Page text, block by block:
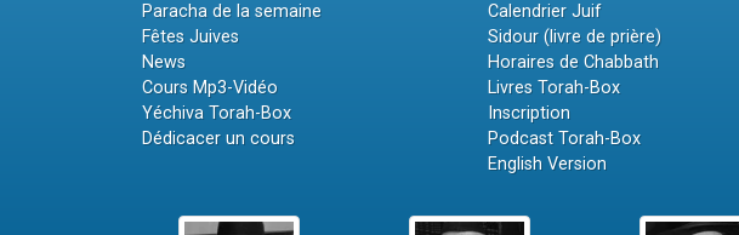
Paracha de la semaine
Fêtes Juives
News
Cours Mp3-Vidéo
Yéchiva Torah-Box
Dédicacer un cours
Calendrier Juif
Sidour (livre de prière)
Horaires de Chabbath
Livres Torah-Box
Inscription
Podcast Torah-Box
English Version